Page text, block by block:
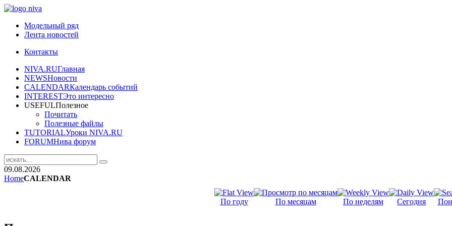
Модельный ряд
Лента новостей
Контакты
NIVA.RUГлавная
NEWSНовости
CALENDARКалендарь событий
INTERESTЭто интересно
USEFULПолезное
Почитать
Полезные файлы
TUTORIALУроки NIVA.RU
FORUMНива форум
09.08.2026
HomeCALENDAR
По году По месяцам По неделям Сегодня